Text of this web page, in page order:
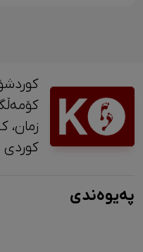
پەیوەندی